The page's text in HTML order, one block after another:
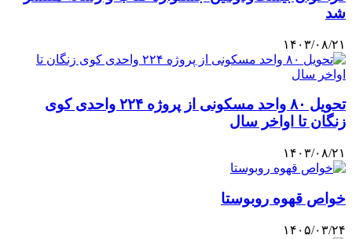
شد
۱۴۰۳/۰۸/۲۱
تحویل ۸۰ واحد مسکونی از پروژه ۲۲۴ واحدی کوی
زنگان تا اواخر سال
۱۴۰۳/۰۸/۲۱
خواص قهوه روبوستا
۱۴۰۵/۰۳/۲۴